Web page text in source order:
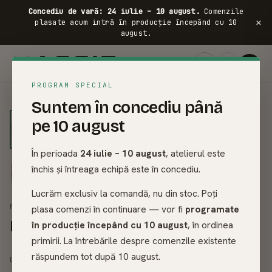
Concediu de vară: 24 iulie – 10 august. Comenzile
plasate acum intră în producție începând cu 10
august.
×
PROGRAM SPECIAL
Suntem în concediu până
pe 10 august
În perioada 24 iulie – 10 august, atelierul este
închis și întreaga echipă este în concediu.
Lucrăm exclusiv la comandă, nu din stoc. Poți
plasa comenzi în continuare — vor fi programate
în producție începând cu 10 august, în ordinea
primirii. La întrebările despre comenzile existente
răspundem tot după 10 august.
FRASIN ·01/10
PATURI DIN LEMN MASIV
Pat din lemn masiv - Bond014
DE LA3.793lei3.414lei